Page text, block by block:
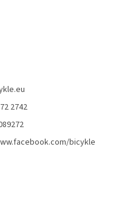
2742
bicykle